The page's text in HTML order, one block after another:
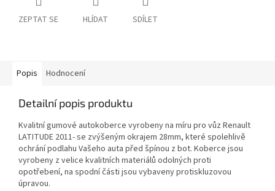
ZEPTAT SE HLÍDAT SDÍLET
Popis Hodnocení
Detailní popis produktu
Kvalitní gumové autokoberce vyrobeny na míru pro vůz Renault
LATITUDE 2011- se zvýšeným okrajem 28mm, které spolehlivě
ochrání podlahu Vašeho auta před špínou z bot. Koberce jsou
vyrobeny z velice kvalitních materiálů odolných proti
opotřebení, na spodní části jsou vybaveny protiskluzovou
úpravou.